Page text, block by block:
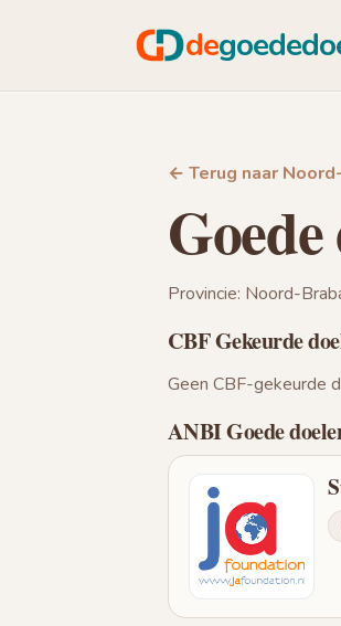
de
← Terug naar
Provincie: Noord-
CBF Gekeurde
Geen CBF-gekeurde
ANBI Goede